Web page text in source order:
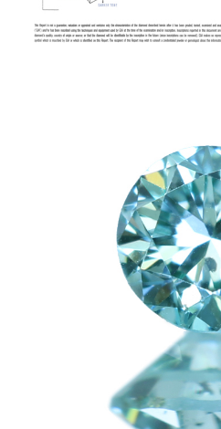
ご注文手
カートを
お買い物を